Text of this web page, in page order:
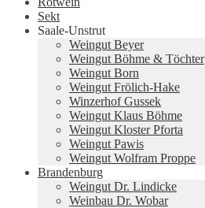
Sekt
Saale-Unstrut
Weingut Beyer
Weingut Böhme & Töchter
Weingut Born
Weingut Frölich-Hake
Winzerhof Gussek
Weingut Klaus Böhme
Weingut Kloster Pforta
Weingut Pawis
Weingut Wolfram Proppe
Brandenburg
Weingut Dr. Lindicke
Weinbau Dr. Wobar